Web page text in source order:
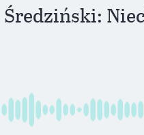
Średziński: